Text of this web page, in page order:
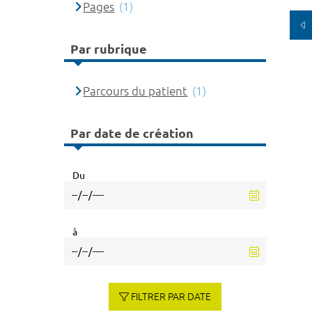
Pages (1)
Par rubrique
Parcours du patient (1)
Par date de création
Du
à
FILTRER PAR DATE